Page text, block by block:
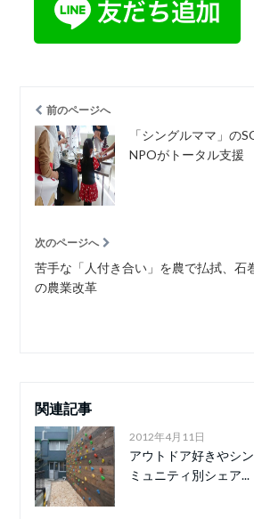
前のページへ
「シングルママ」の
NPOがトータル支援
次のページへ
苦手な「人付き合い」を農で払拭、石
の農業改革
関連記事
2012年4月11日
アウトドア好きやシ
ミュニティ別シェア...